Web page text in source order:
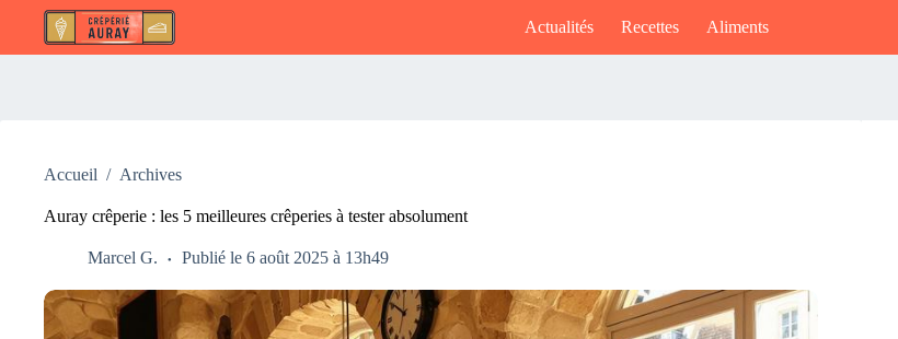
contenu
Actualités Recettes Aliments
Accueil / Archives
Auray crêperie : les 5 meilleures crêperies à tester absolument
Marcel G. Publié le 6 août 2025 à 13h49